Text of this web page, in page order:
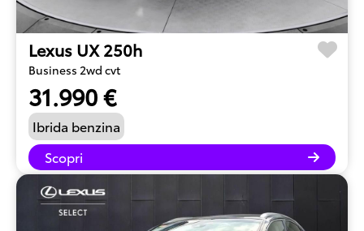
Lexus UX 250h
Business 2wd cvt
31.990 €
Ibrida benzina
Scopri